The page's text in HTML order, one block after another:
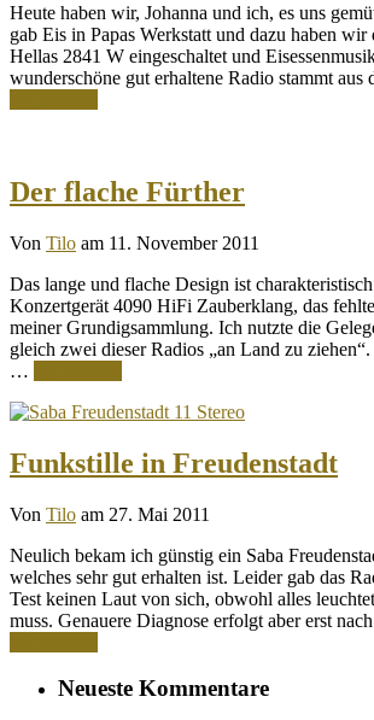
Heute haben wir, Johanna und ich, es uns
gab Eis in Papas Werkstatt und dazu haben
Hellas 2841 W eingeschaltet und
wunderschöne gut erhaltene Radio stammt
Der flache Fürther
Von Tilo am 11. November 2011
Das lange und flache Design ist
Konzertgerät 4090 HiFi Zauberklang, das
meiner Grundigsammlung. Ich nutzte die
gleich zwei dieser Radios „an Land zu
…
Funkstille in Freudenstadt
Von Tilo am 27. Mai 2011
Neulich bekam ich günstig ein Saba
welches sehr gut erhalten ist. Leider gab das
Test keinen Laut von sich, obwohl alles
muss. Genauere Diagnose erfolgt aber erst
Neueste Kommentare